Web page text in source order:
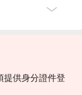
提供身分證件登